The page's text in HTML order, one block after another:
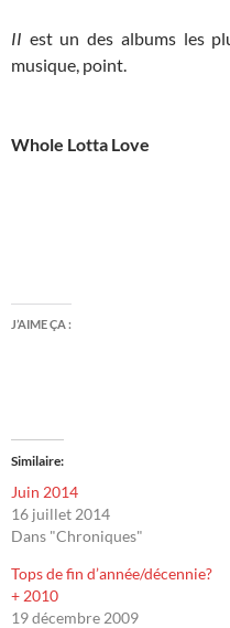
II est un des albums les
musique, point.
Whole Lotta Love
J’AIME ÇA :
Similaire
Juin 2014
16 juillet 2014
Dans "Chroniques"
Tops de fin d’année/décennie?
+ 2010
19 décembre 2009